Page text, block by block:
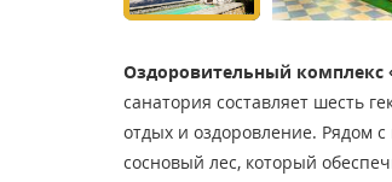
Оздоровительный комплекс
санатория составляет шесть
отдых и оздоровление. Рядом
сосновый лес, который